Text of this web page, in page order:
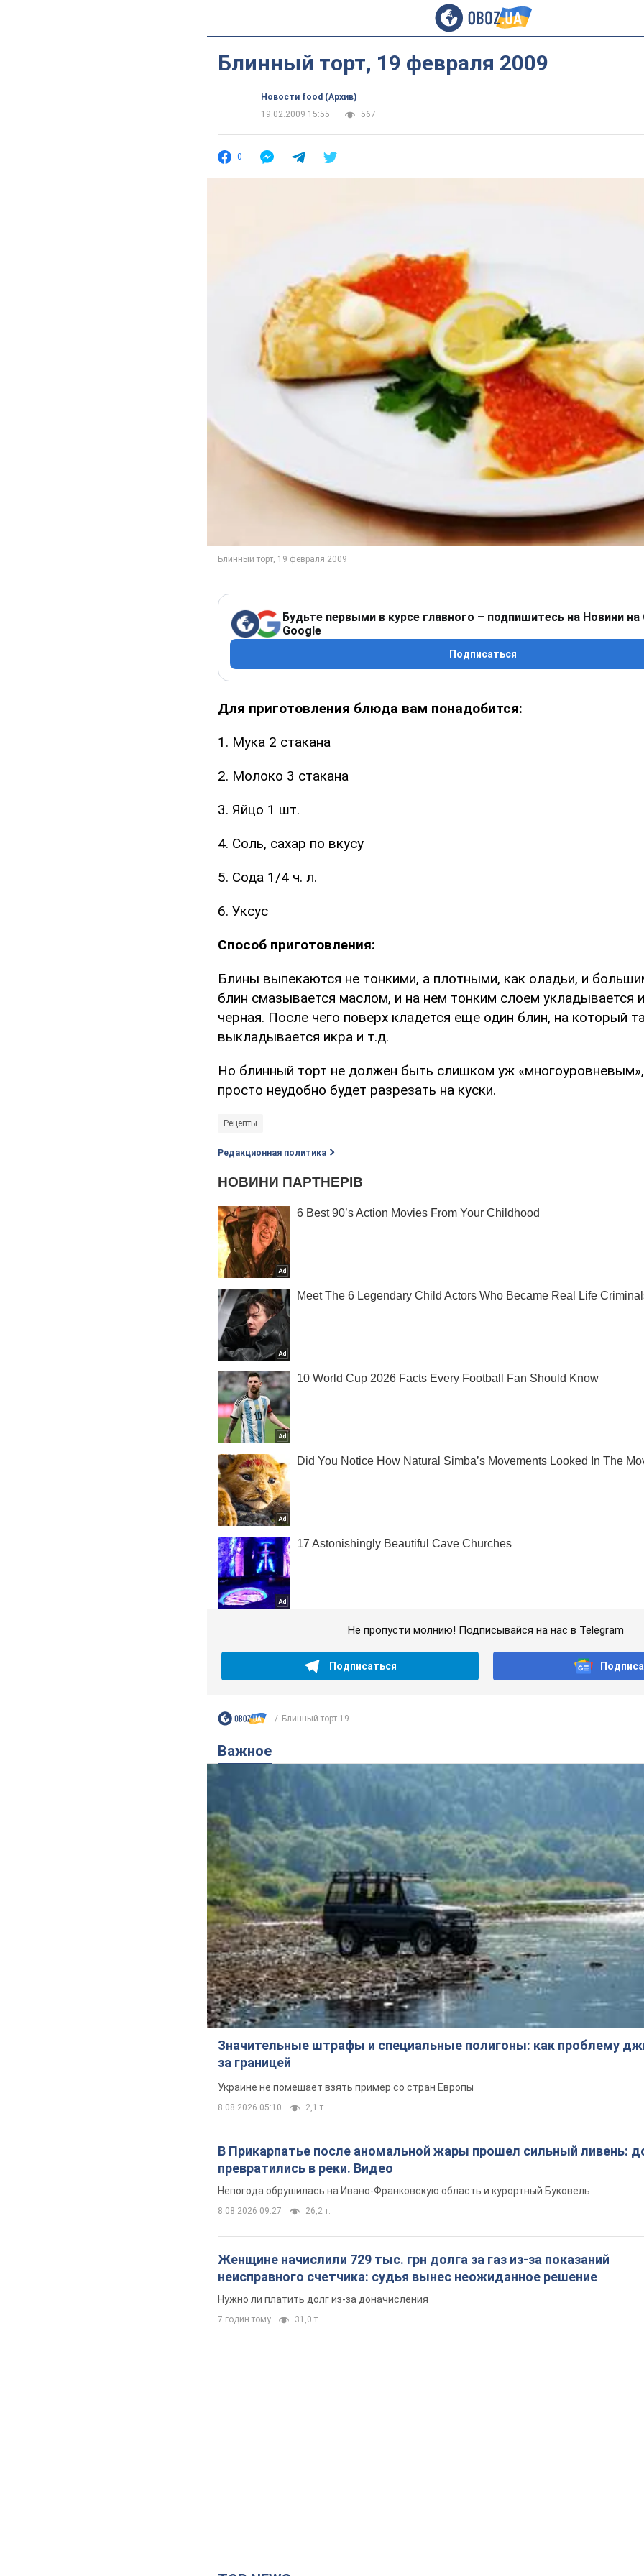
Блинный торт, 19 февраля 2009
Новости food (Архив)
19.02.2009 15:55
567
0
Будьте первыми в курсе главного – подпишитесь на Новини на
Google
Подписаться
Для приготовления блюда вам понадобится:
1. Мука 2 стакана
2. Молоко 3 стакана
3. Яйцо 1 шт.
4. Соль, сахар по вкусу
5. Сода 1/4 ч. л.
6. Уксус
Способ приготовления:
Блины выпекаются не тонкими, а плотными, как оладьи, и
блин смазывается маслом, и на нем тонким слоем укладывается
черная. После чего поверх кладется еще один блин, на который
выкладывается икра и т.д.
Но блинный торт не должен быть слишком уж «многоуровневым»,
просто неудобно будет разрезать на куски.
Рецепты
Редакционная политика
Не пропусти молнию! Подписывайся на нас в Telegram
Подписаться
Блинный торт 19...
Важное
Значительные штрафы и специальные полигоны: как проблему
за границей
Украине не помешает взять пример со стран Европы
8.08.2026 05:10 2,1 т.
В Прикарпатье после аномальной жары прошел сильный ливень:
превратились в реки. Видео
Непогода обрушилась на Ивано-Франковскую область и курортный Буковель
8.08.2026 09:27 26,2 т.
Женщине начислили 729 тыс. грн долга за газ из-за показаний
неисправного счетчика: судья вынес неожиданное решение
Нужно ли платить долг из-за доначисления
7 годин тому 31,0 т.